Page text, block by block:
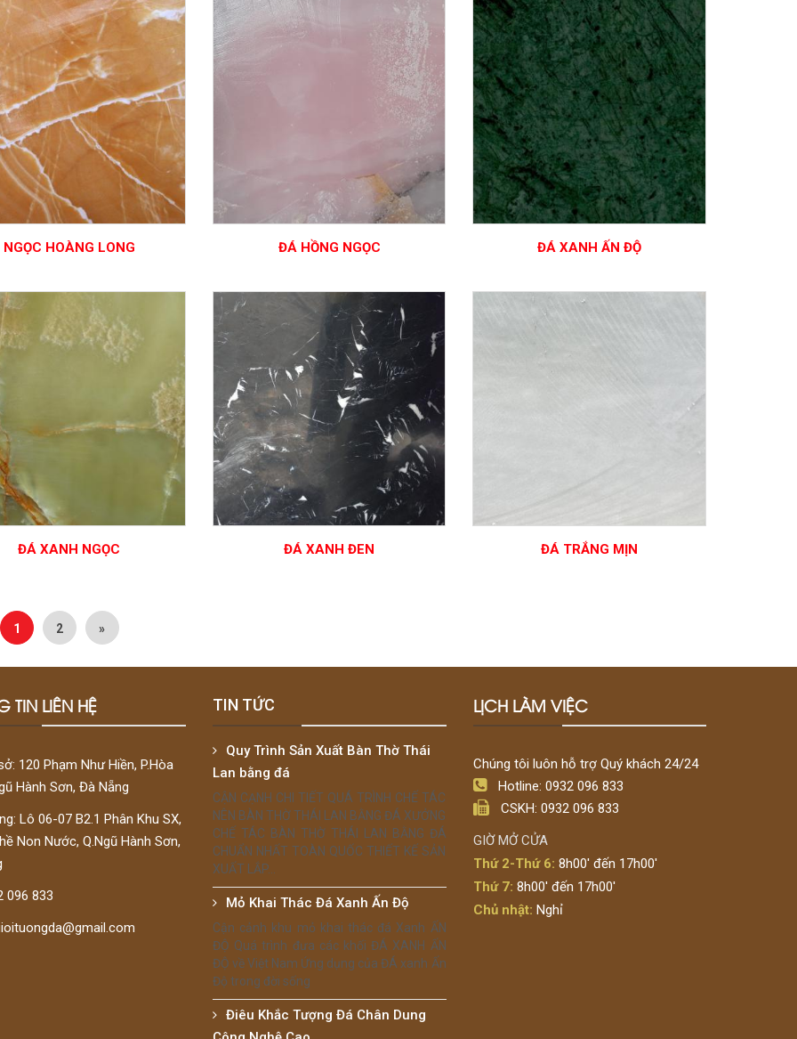
NGỌC HOÀNG LONG ĐÁ HỒNG NGỌC ĐÁ XANH ẤN ĐỘ
ĐÁ XANH NGỌC ĐÁ XANH ĐEN ĐÁ TRẮNG MỊN
1 2 »
TIN LIÊN HỆ
120 Phạm Như Hiền, P.Hòa
Hành Sơn, Đà Nẵng
Lô 06-07 B2.1 Phân Khu SX,
Non Nước, Q.Ngũ Hành Sơn,
096 833
TIN TỨC
Quy Trình Sản Xuất Bàn Thờ Thái
Lan bằng đá
CẬN CẠNH CHI TIẾT QUÁ TRÌNH CHẾ TÁC
NÊN BÀN THỜ THÁI LAN BẰNG ĐÁ XƯỞNG
CHẾ TÁC BÀN THỜ THÁI LAN BẰNG ĐÁ
CHUẨN NHẤT TOÀN QUỐC THIẾT KẾ SẢN
XUẤT LẮP...
Mỏ Khai Thác Đá Xanh Ấn Độ
Cận cảnh khu mỏ khai thác đá Xanh ẤN
ĐỘ Quá trình đưa các khối ĐÁ XANH ẤN
ĐỘ về Việt Nam Ứng dụng của ĐÁ xanh Ấn
Độ trong đời sống
Điêu Khắc Tượng Đá Chân Dung
LỊCH LÀM VIỆC
Chúng tôi luôn hỗ trợ Quý khách 24/24
Hotline: 0932 096 833
CSKH: 0932 096 833
GIỜ MỞ CỬA
Thứ 2-Thứ 6: 8h00' đến 17h00'
Thứ 7: 8h00' đến 17h00'
Chủ nhật: Nghỉ